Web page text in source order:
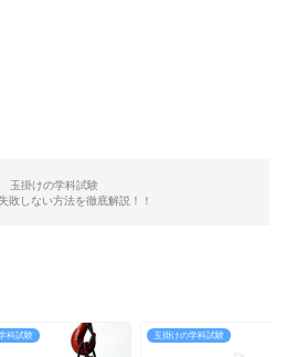
玉掛けの学科試験
敗しない方法を徹底解説！！
科試験 玉掛けの学科試験